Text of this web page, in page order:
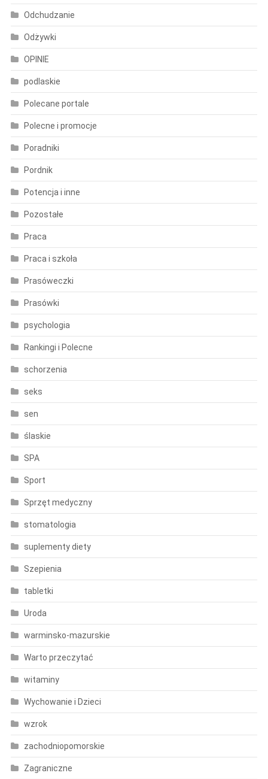
Odchudzanie
Odżywki
OPINIE
podlaskie
Polecane portale
Polecne i promocje
Poradniki
Pordnik
Potencja i inne
Pozostałe
Praca
Praca i szkoła
Prasóweczki
Prasówki
psychologia
Rankingi i Polecne
schorzenia
seks
sen
ślaskie
SPA
Sport
Sprzęt medyczny
stomatologia
suplementy diety
Szepienia
tabletki
Uroda
warminsko-mazurskie
Warto przeczytać
witaminy
Wychowanie i Dzieci
wzrok
zachodniopomorskie
Zagraniczne